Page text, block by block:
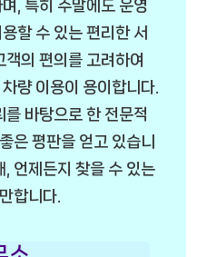
, 특히 주말에도 운영
할 수 있는 편리한 서
객의 편의를 고려하여
량 이용이 용이합니다.
바탕으로 한 전문적
은 평판을 얻고 있습니
, 언제든지 찾을 수 있는
합니다.